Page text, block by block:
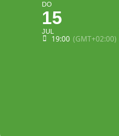
DO
15
JUL
19:00 (GMT+02:00)